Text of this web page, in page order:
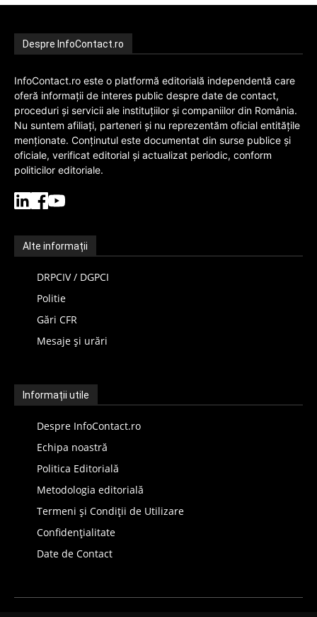
Despre InfoContact.ro
InfoContact.ro este o platformă editorială independentă care
oferă informații de interes public despre date de contact,
proceduri și servicii ale instituțiilor și companiilor din România.
Nu suntem afiliați, parteneri și nu reprezentăm oficial entitățile
menționate. Conținutul este documentat din surse publice și
oficiale, verificat editorial și actualizat periodic, conform
politicilor editoriale.
Alte informații
DRPCIV / DGPCI
Politie
Gări CFR
Mesaje și urări
Informații utile
Despre InfoContact.ro
Echipa noastră
Politica Editorială
Metodologia editorială
Termeni și Condiții de Utilizare
Confidențialitate
Date de Contact